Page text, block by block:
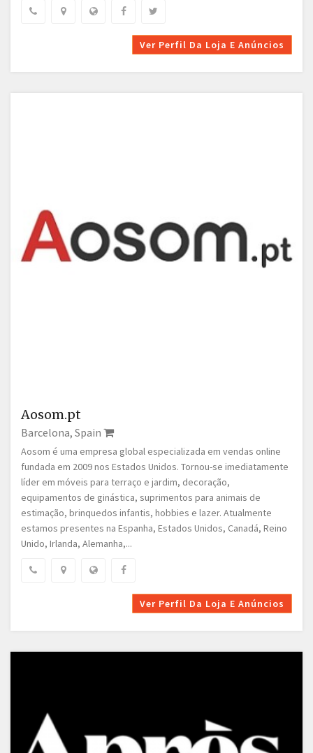
Ver Perfil Da Loja E Anúncios
Aosom.pt
Barcelona, Spain
Aosom é uma empresa global especializada em vendas online
fundada em 2009 nos Estados Unidos. Tornou-se imediatamente
líder em móveis para terraço e jardim, decoração,
equipamentos de ginástica, suprimentos para animais de
estimação, brinquedos infantis, hobbies e lazer. Atualmente
estamos presentes na Espanha, Estados Unidos, Canadá, Reino
Unido, Irlanda, Alemanha,...
Ver Perfil Da Loja E Anúncios